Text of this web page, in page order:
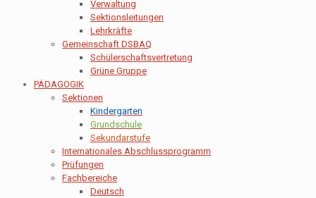
Verwaltung
Sektionsleitungen
Lehrkräfte
Gemeinschaft DSBAQ
Schülerschaftsvertretung
Grüne Gruppe
PÄDAGOGIK
Sektionen
Kindergarten
Grundschule
Sekundarstufe
Internationales Abschlussprogramm
Prüfungen
Fachbereiche
Deutsch